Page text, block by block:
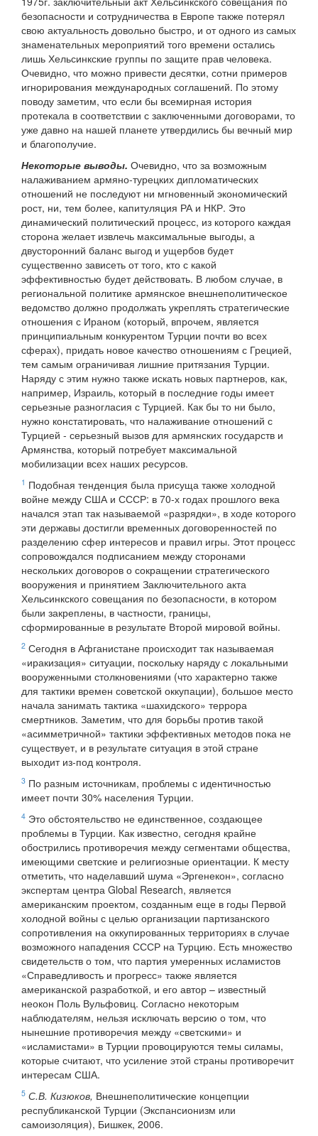
безопасности и сотрудничества в Европе также потерял
свою актуальность довольно быстро, и от одного из самых
знаменательных мероприятий того времени остались
лишь Хельсинкские группы по защите прав человека.
Очевидно, что можно привести десятки, сотни примеров
игнорирования международных соглашений. По этому
поводу заметим, что если бы всемирная история
протекала в соответствии с заключенными договорами, то
уже давно на нашей планете утвердились бы вечный мир
и благополучие.
Некоторые выводы. Очевидно, что за возможным
налаживанием армяно-турецких дипломатических
отношений не последуют ни мгновенный экономический
рост, ни, тем более, капитуляция РА и НКР. Это
динамический политический процесс, из которого каждая
сторона желает извлечь максимальные выгоды, а
двусторонний баланс выгод и ущербов будет
существенно зависеть от того, кто с какой
эффективностью будет действовать. В любом случае, в
региональной политике армянское внешнеполитическое
ведомство должно продолжать укреплять стратегические
отношения с Ираном (который, впрочем, является
принципиальным конкурентом Турции почти во всех
сферах), придать новое качество отношениям с Грецией,
тем самым ограничивая лишние притязания Турции.
Наряду с этим нужно также искать новых партнеров, как,
например, Израиль, который в последние годы имеет
серьезные разногласия с Турцией. Как бы то ни было,
нужно констатировать, что налаживание отношений с
Турцией - серьезный вызов для армянских государств и
Армянства, который потребует максимальной
мобилизации всех наших ресурсов.
1 Подобная тенденция была присуща также холодной
войне между США и СССР: в 70-х годах прошлого века
начался этап так называемой «разрядки», в ходе которого
эти державы достигли временных договоренностей по
разделению сфер интересов и правил игры. Этот процесс
сопровождался подписанием между сторонами
нескольких договоров о сокращении стратегического
вооружения и принятием Заключительного акта
Хельсинкского совещания по безопасности, в котором
были закреплены, в частности, границы,
сформированные в результате Второй мировой войны.
2 Сегодня в Афганистане происходит так называемая
«иракизация» ситуации, поскольку наряду с локальными
вооруженными столкновениями (что характерно также
для тактики времен советской оккупации), большое место
начала занимать тактика «шахидского» террора
смертников. Заметим, что для борьбы против такой
«асимметричной» тактики эффективных методов пока не
существует, и в результате ситуация в этой стране
выходит из-под контроля.
3 По разным источникам, проблемы с идентичностью
имеет почти 30% населения Турции.
4 Это обстоятельство не единственное, создающее
проблемы в Турции. Как известно, сегодня крайне
обострились противоречия между сегментами общества,
имеющими светские и религиозные ориентации. К месту
отметить, что наделавший шума «Эргенекон», согласно
экспертам центра Global Research, является
американским проектом, созданным еще в годы Первой
холодной войны с целью организации партизанского
сопротивления на оккупированных территориях в случае
возможного нападения СССР на Турцию. Есть множество
свидетельств о том, что партия умеренных исламистов
«Справедливость и прогресс» также является
американской разработкой, и его автор – известный
неокон Поль Вульфовиц. Согласно некоторым
наблюдателям, нельзя исключать версию о том, что
нынешние противоречия между «светскими» и
«исламистами» в Турции провоцируются темы силамы,
которые считают, что усиление этой страны противоречит
интересам США.
5 С.В. Кизюков, Внешнеполитические концепции
республиканской Турции (Экспансионизм или
самоизоляция), Бишкек, 2006.